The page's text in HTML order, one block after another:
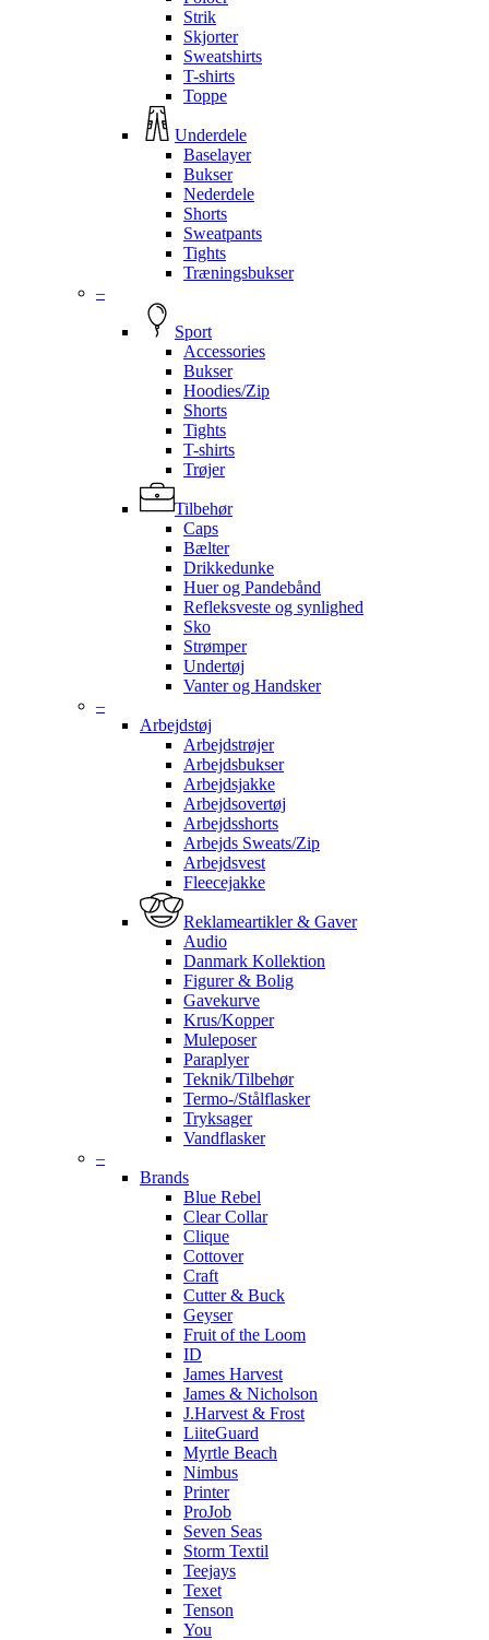
Strik
Skjorter
Sweatshirts
T-shirts
Toppe
Underdele
Baselayer
Bukser
Nederdele
Shorts
Sweatpants
Tights
Træningsbukser
–
Sport
Accessories
Bukser
Hoodies/Zip
Shorts
Tights
T-shirts
Trøjer
Tilbehør
Caps
Bælter
Drikkedunke
Huer og Pandebånd
Refleksveste og synlighed
Sko
Strømper
Undertøj
Vanter og Handsker
–
Arbejdstøj
Arbejdstrøjer
Arbejdsbukser
Arbejdsjakke
Arbejdsovertøj
Arbejdsshorts
Arbejds Sweats/Zip
Arbejdsvest
Fleecejakke
Reklameartikler & Gaver
Audio
Danmark Kollektion
Figurer & Bolig
Gavekurve
Krus/Kopper
Muleposer
Paraplyer
Teknik/Tilbehør
Termo-/Stålflasker
Tryksager
Vandflasker
–
Brands
Blue Rebel
Clear Collar
Clique
Cottover
Craft
Cutter & Buck
Geyser
Fruit of the Loom
ID
James Harvest
James & Nicholson
J.Harvest & Frost
LiiteGuard
Myrtle Beach
Nimbus
Printer
ProJob
Seven Seas
Storm Textil
Teejays
Texet
Tenson
You